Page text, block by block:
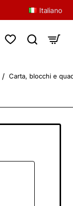
Italiano
Carta, blocchi e